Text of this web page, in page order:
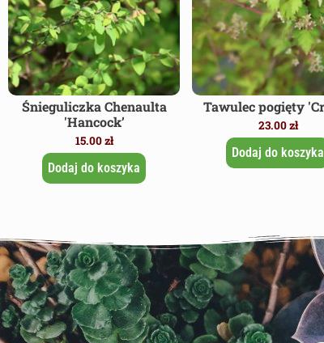
Śnieguliczka Chenaulta
'Hancock’
15.00zł
Dodaj do koszyka
Tawulec pogięty
23.00zł
Dodaj do koszyka